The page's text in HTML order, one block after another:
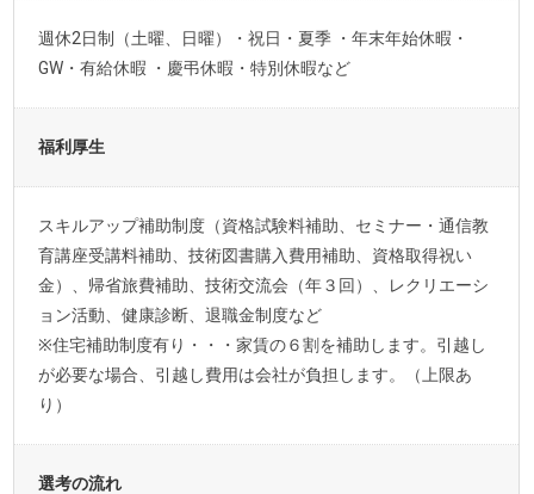
週休2日制（土曜、日曜）・祝日・夏季 ・年末年始休暇・
GW・有給休暇 ・慶弔休暇・特別休暇など
福利厚生
スキルアップ補助制度（資格試験料補助、セミナー・通信教
育講座受講料補助、技術図書購入費用補助、資格取得祝い
金）、帰省旅費補助、技術交流会（年３回）、レクリエーシ
ョン活動、健康診断、退職金制度など
※住宅補助制度有り・・・家賃の６割を補助します。引越し
が必要な場合、引越し費用は会社が負担します。（上限あ
り）
選考の流れ